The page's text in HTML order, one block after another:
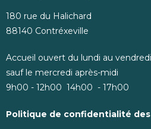
180 rue du Halichard
88140 Contréxeville
Accueil ouvert du lundi au vendredi
sauf le mercredi après-midi
9h00 - 12h00 14h00 - 17h00
Politique de confidentialité